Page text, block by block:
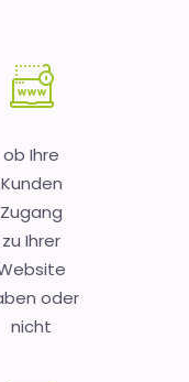
ob Ihre
Kunden
Zugang
zu Ihrer
oder
nicht